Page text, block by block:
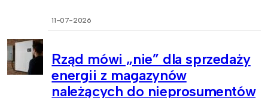
11-07-2026
Rząd mówi „nie” dla sprzedaży
energii z magazynów
należących do nieprosumentów